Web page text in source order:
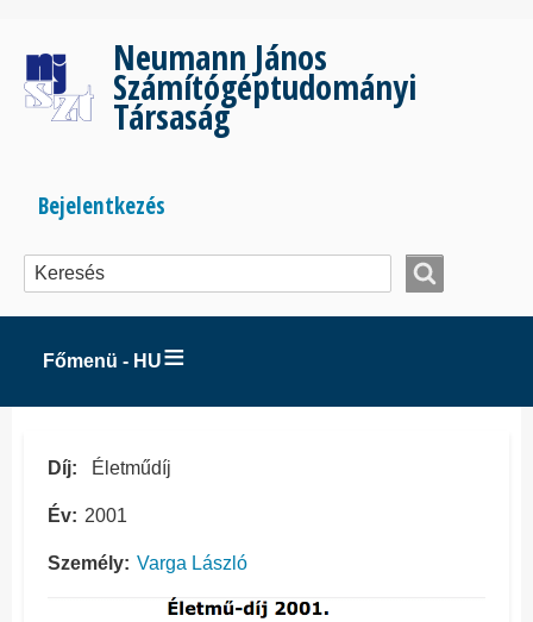
tartalomra
Neumann János
Számítógéptudományi
Társaság
Bejelentkezés
menüje
Bejelentkezés
Főmenü - HU
Díj Életműdíj
Év 2001
Személy Varga László